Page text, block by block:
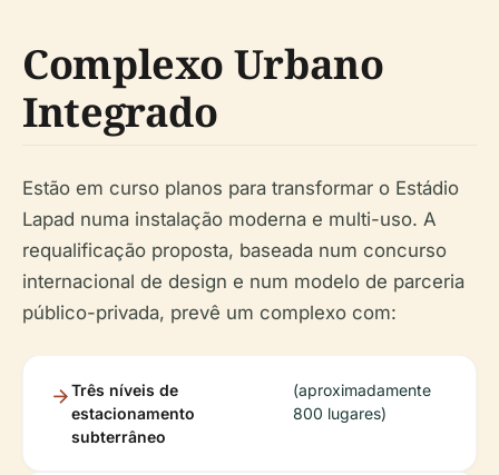
Complexo Urbano
Integrado
Estão em curso planos para transformar o Estádio
Lapad numa instalação moderna e multi-uso. A
requalificação proposta, baseada num concurso
internacional de design e num modelo de parceria
público-privada, prevê um complexo com:
Três níveis de
estacionamento
subterrâneo
(aproximadamente
800 lugares)